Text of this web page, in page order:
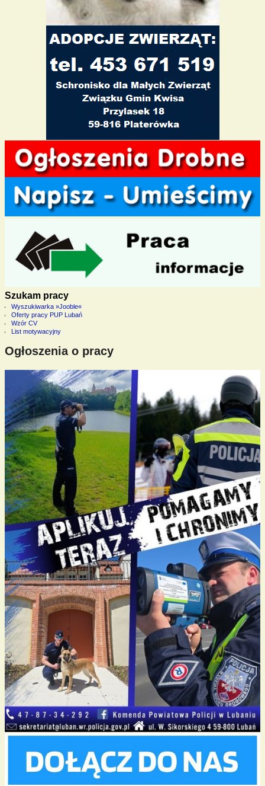
Szukam pracy
Wyszukiwarka »Jooble«
Oferty pracy PUP Lubań
Wzór CV
List motywacyjny
Ogłoszenia o pracy